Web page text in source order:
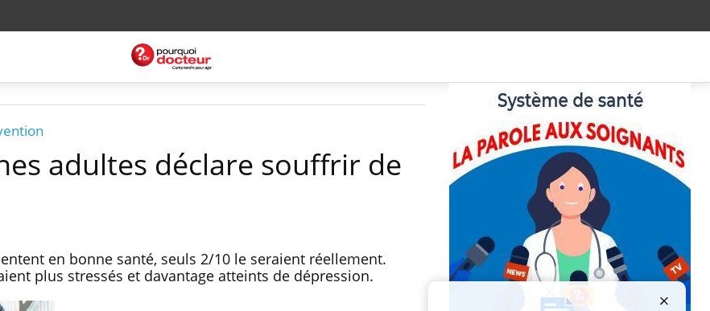
adultes déclare souffrir de
en bonne santé, seuls 2/10 le seraient réellement.
plus stressés et davantage atteints de dépression.